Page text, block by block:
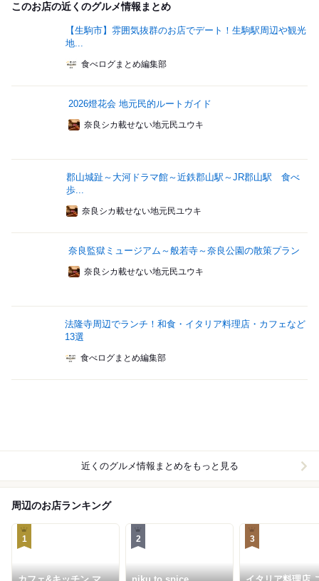
このお店の近くのグルメ情報まとめ
【生駒市】雰囲気抜群のお店でデート！生駒駅周辺や観光
地...
食べログまとめ編集部
2026燈花会 地元民的ルートガイド
奈良シカ載せない地元民ユウキ
郡山城趾～大河ドラマ館～近鉄郡山駅～JR郡山駅 食べ
歩...
奈良シカ載せない地元民ユウキ
奈良監獄ミュージアム～般若寺～奈良公園の散策プラン
奈良シカ載せない地元民ユウキ
法隆寺周辺でランチ！和食・イタリア料理店・カフェなど
13選
食べログまとめ編集部
近くのグルメ情報まとめをもっと見る
周辺のお店ランキング
1 2 3